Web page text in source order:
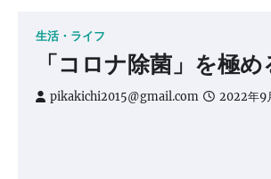
生活・ライフ
「コロナ除菌」を極め
pikakichi2015@gmail.com 2022年9